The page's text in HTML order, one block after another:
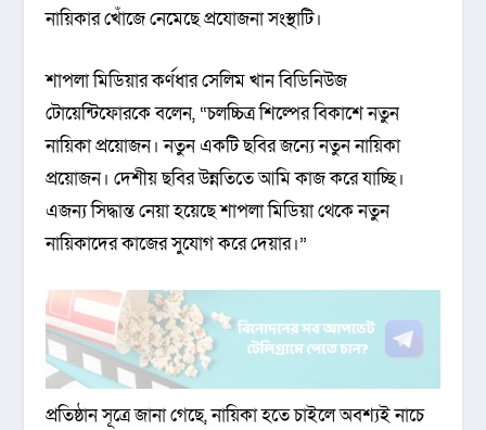
নায়িকার খোঁজে নেমেছে প্রযোজনা সংস্থাটি।
শাপলা মিডিয়ার কর্ণধার সেলিম খান বিডিনিউজ
টোয়েন্টিফোরকে বলেন, “চলচ্চিত্র শিল্পের বিকাশে নতুন
নায়িকা প্রয়োজন। নতুন একটি ছবির জন্যে নতুন নায়িকা
প্রয়োজন। দেশীয় ছবির উন্নতিতে আমি কাজ করে যাচ্ছি।
এজন্য সিদ্ধান্ত নেয়া হয়েছে শাপলা মিডিয়া থেকে নতুন
নায়িকাদের কাজের সুযোগ করে দেয়ার।”
প্রতিষ্ঠান সূত্রে জানা গেছে, নায়িকা হতে চাইলে অবশ্যই নাচে